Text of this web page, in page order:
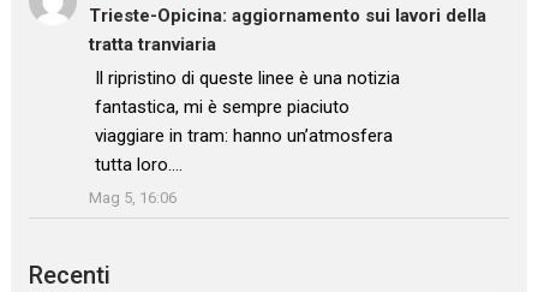
Trieste-Opicina: aggiornamento sui lavori della
tratta tranviaria
: “
Il ripristino di queste linee è una notizia
fantastica, mi è sempre piaciuto
viaggiare in tram: hanno un’atmosfera
tutta loro.…
”
Mag 5, 16:06
Recenti